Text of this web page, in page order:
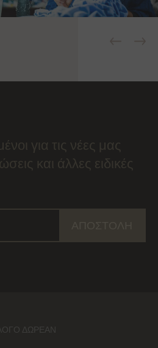
για τις νέες μας
και άλλες ειδικές
ΔΩΡΕΆΝ